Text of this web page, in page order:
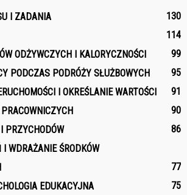
I ZADANIA
130
114
ODŻYWCZYCH I KALORYCZNOŚCI
99
PODCZAS PODRÓŻY SŁUŻBOWYCH
95
I OKREŚLANIE WARTOŚCI
91
90
PRZYCHODÓW
86
WDRAŻANIE ŚRODKÓW
77
EDUKACYJNA
75